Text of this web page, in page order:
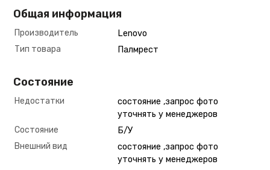
Общая информация
Производитель
Lenovo
Тип товара
Палмрест
Состояние
Недостатки
состояние ,запрос фото
уточнять у менеджеров
Состояние
Б/У
Внешний вид
состояние ,запрос фото
уточнять у менеджеров